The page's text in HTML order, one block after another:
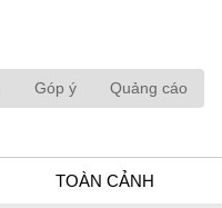
Góp ý Quảng cáo
TOÀN CẢNH